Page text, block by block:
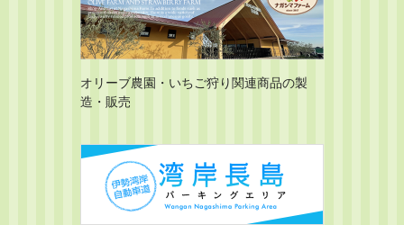
オリーブ農園・いちご狩り関連商品の製
造・販売